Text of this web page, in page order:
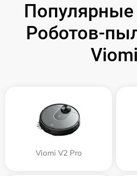
Роботов-
Viomi
Viomi V2 Pro